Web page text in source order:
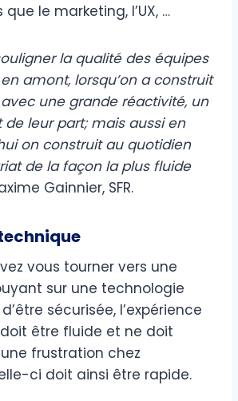
le marketing, l’UX, …
la qualité des équipes
en amont, lorsqu’on a construit
une grande réactivité, un
leur part; mais aussi en
on construit au quotidien
de la façon la plus fluide
Gainnier, SFR.
vous tourner vers une
sur une technologie
sécurisée, l’expérience
être fluide et ne doit
frustration chez
ci doit ainsi être rapide.